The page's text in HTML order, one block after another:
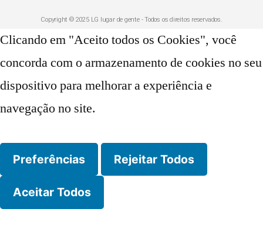
Copyright © 2025 LG lugar de gente - Todos os direitos reservados.
Clicando em "Aceito todos os Cookies", você
concorda com o armazenamento de cookies no seu
dispositivo para melhorar a experiência e
navegação no site.
Preferências Rejeitar Todos
Aceitar Todos